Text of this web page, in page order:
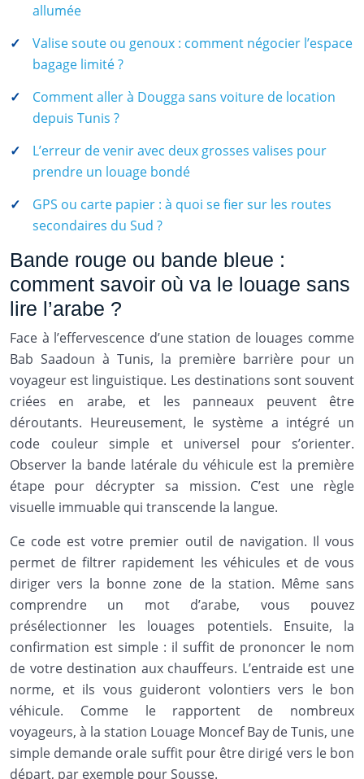
allumée
Valise soute ou genoux : comment négocier l’espace
bagage limité ?
Comment aller à Dougga sans voiture de location
depuis Tunis ?
L’erreur de venir avec deux grosses valises pour
prendre un louage bondé
GPS ou carte papier : à quoi se fier sur les routes
secondaires du Sud ?
Bande rouge ou bande bleue :
comment savoir où va le louage sans
lire l’arabe ?
Face à l’effervescence d’une station de louages comme
Bab Saadoun à Tunis, la première barrière pour un
voyageur est linguistique. Les destinations sont souvent
criées en arabe, et les panneaux peuvent être
déroutants. Heureusement, le système a intégré un
code couleur simple et universel pour s’orienter.
Observer la bande latérale du véhicule est la première
étape pour décrypter sa mission. C’est une règle
visuelle immuable qui transcende la langue.
Ce code est votre premier outil de navigation. Il vous
permet de filtrer rapidement les véhicules et de vous
diriger vers la bonne zone de la station. Même sans
comprendre un mot d’arabe, vous pouvez
présélectionner les louages potentiels. Ensuite, la
confirmation est simple : il suffit de prononcer le nom
de votre destination aux chauffeurs. L’entraide est une
norme, et ils vous guideront volontiers vers le bon
véhicule. Comme le rapportent de nombreux
voyageurs, à la station Louage Moncef Bay de Tunis, une
simple demande orale suffit pour être dirigé vers le bon
départ, par exemple pour Sousse.